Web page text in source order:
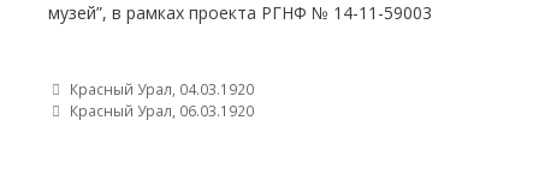
музей”, в рамках проекта РГНФ № 14-11-59003
Post navigation
Красный Урал, 04.03.1920
Красный Урал, 06.03.1920